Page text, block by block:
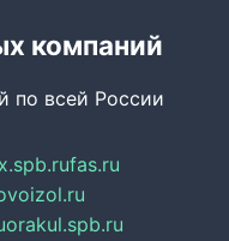
компаний
по всей России
fas.ru
orakul.spb.ru